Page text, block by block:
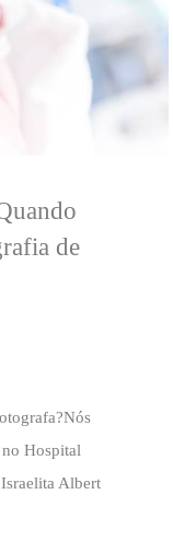
de
Hospital
Albert